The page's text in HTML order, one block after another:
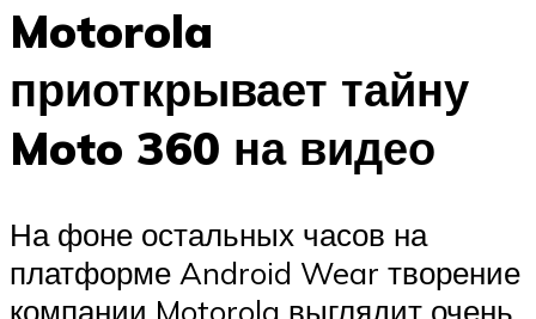
Motorola
приоткрывает тайну
Moto 360 на видео
На фоне остальных часов на
платформе Android Wear творение
компании Motorola выглядит очень